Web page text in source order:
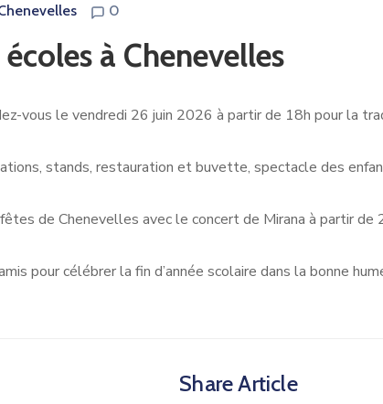
0
à Chenevelles
vous le vendredi 26 juin 2026 à partir de 18h pour la
stands, restauration et buvette, spectacle des
de Chenevelles avec le concert de Mirana à partir de
pour célébrer la fin d’année scolaire dans la bonne
Share Article